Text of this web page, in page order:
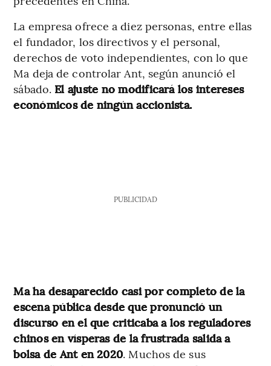
La empresa ofrece a diez personas, entre ellas
el fundador, los directivos y el personal,
derechos de voto independientes, con lo que
Ma deja de controlar Ant, según anunció el
sábado. El ajuste no modificará los intereses
económicos de ningún accionista.
PUBLICIDAD
Ma ha desaparecido casi por completo de la
escena pública desde que pronunció un
discurso en el que criticaba a los reguladores
chinos en vísperas de la frustrada salida a
bolsa de Ant en 2020. Muchos de sus